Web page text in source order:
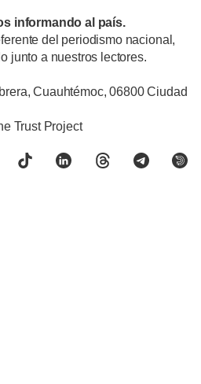
informando al país.
del periodismo nacional,
junto a nuestros lectores.
Cuauhtémoc, 06800 Ciudad
Trust Project